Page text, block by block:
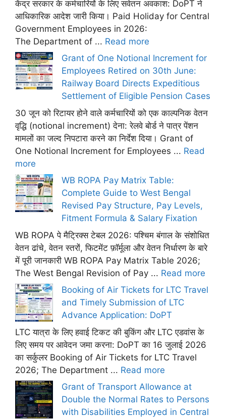
केंद्र सरकार के कर्मचारियों के लिए सवेतन अवकाश: DoPT ने
आधिकारिक आदेश जारी किया। Paid Holiday for Central
Government Employees in 2026:
The Department of ... Read more
Grant of One Notional Increment for
Employees Retired on 30th June:
Railway Board Directs Expeditious
Settlement of Eligible Pension Cases
30 जून को रिटायर होने वाले कर्मचारियों को एक काल्पनिक वेतन
वृद्धि (notional increment) देना: रेलवे बोर्ड ने पात्र पेंशन
मामलों का जल्द निपटारा करने का निर्देश दिया। Grant of
One Notional Increment for Employees ... Read
more
WB ROPA Pay Matrix Table:
Complete Guide to West Bengal
Revised Pay Structure, Pay Levels,
Fitment Formula & Salary Fixation
WB ROPA पे मैट्रिक्स टेबल 2026: पश्चिम बंगाल के संशोधित
वेतन ढांचे, वेतन स्तरों, फिटमेंट फ़ॉर्मूला और वेतन निर्धारण के बारे
में पूरी जानकारी WB ROPA Pay Matrix Table 2026;
The West Bengal Revision of Pay ... Read more
Booking of Air Tickets for LTC Travel
and Timely Submission of LTC
Advance Application: DoPT
LTC यात्रा के लिए हवाई टिकट की बुकिंग और LTC एडवांस के
लिए समय पर आवेदन जमा करना: DoPT का 16 जुलाई 2026
का सर्कुलर Booking of Air Tickets for LTC Travel
2026; The Department ... Read more
Grant of Transport Allowance at
Double the Normal Rates to Persons
with Disabilities Employed in Central